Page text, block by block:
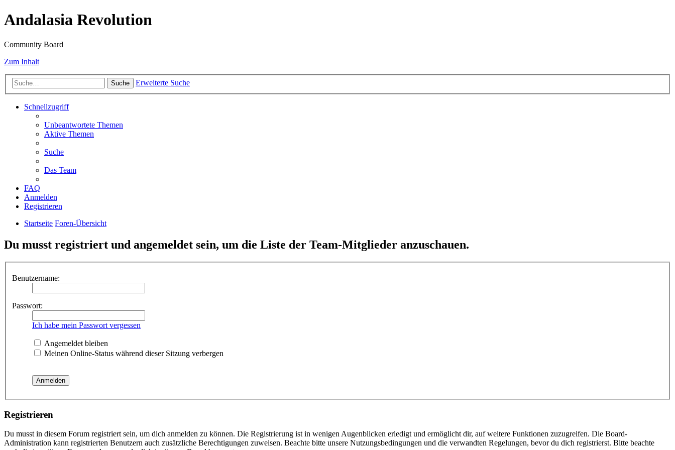
Andalasia Revolution
Community Board
Zum Inhalt
Suche Erweiterte Suche
Schnellzugriff
Unbeantwortete Themen
Aktive Themen
Suche
Das Team
FAQ
Anmelden
Registrieren
Startseite Foren-Übersicht
Du musst registriert und angemeldet sein, um die Liste der Team-Mitglieder anzuschauen.
Benutzername:
Passwort:
Ich habe mein Passwort vergessen
Angemeldet bleiben
Meinen Online-Status während dieser Sitzung verbergen
Registrieren
Du musst in diesem Forum registriert sein, um dich anmelden zu können. Die Registrierung ist in wenigen Augenblicken erledigt und ermöglicht dir, auf weitere Funktionen zuzugreifen. Die Board-
Administration kann registrierten Benutzern auch zusätzliche Berechtigungen zuweisen. Beachte bitte unsere Nutzungsbedingungen und die verwandten Regelungen, bevor du dich registrierst. Bitte beachte